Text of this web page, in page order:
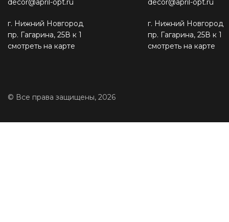
decor@april-opt.ru
г. Нижний Новгород
пр. Гагарина, 25В к 1
смотреть на карте
decor@april-opt.ru
г. Нижний Новгород
пр. Гагарина, 25В к 1
смотреть на карте
© Все права защищены, 2026